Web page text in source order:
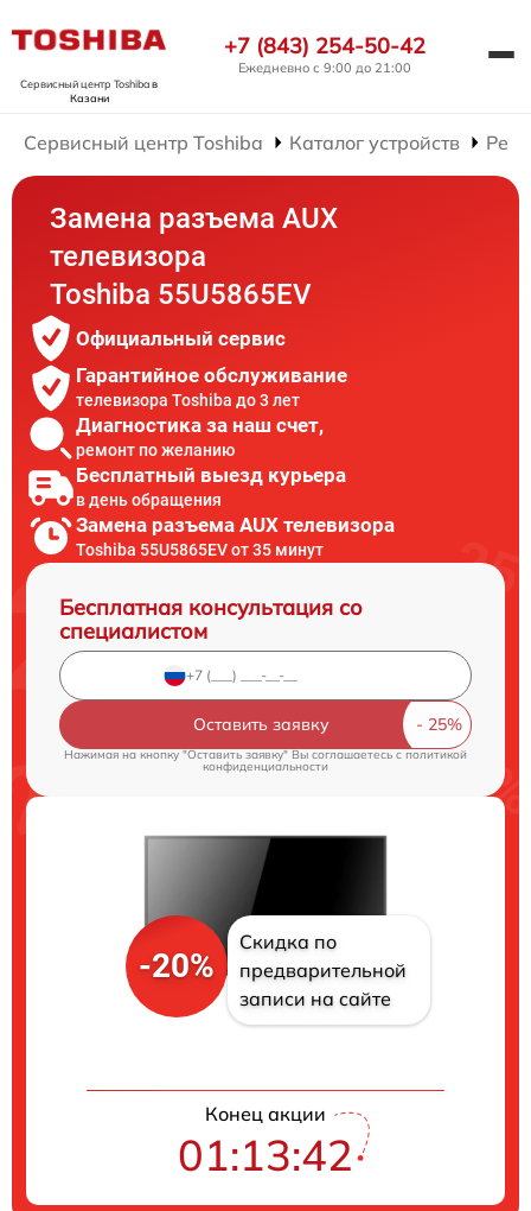
Сервисный центр Toshibaв
Казани
+7 (843) 254-50-42
Ежедневно с 9:00 до 21:00
Сервисный центр Toshiba Каталог устройств
Замена разъема AUX
телевизора
Toshiba 55U5865EV
Официальный сервис
Гарантийное обслуживание
телевизора Toshiba до 3 лет
Диагностика за наш счет,
ремонт по желанию
Бесплатный выезд курьера
в день обращения
Замена разъема AUX телевизора
Toshiba 55U5865EV от 35 минут
Бесплатная консультация со
специалистом
Оставить заявку
Нажимая на кнопку "Оставить заявку" Вы соглашаетесь cполитикой
конфиденциальности
-20%
Скидка по
предварительной
записи на сайте
Конец акции
01:13:41